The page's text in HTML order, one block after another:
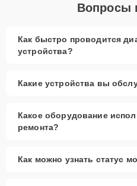
Вопросы
Как быстро проводится
устройства?
Какие устройства вы
Какое оборудование
ремонта?
Как можно узнать статус